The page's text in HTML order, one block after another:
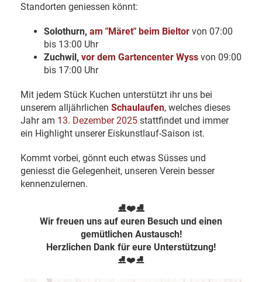
Standorten geniessen könnt:
Solothurn, am "Märet" beim Bieltor von 07:00
bis 13:00 Uhr
Zuchwil, vor dem Gartencenter Wyss von 09:00
bis 17:00 Uhr
Mit jedem Stück Kuchen unterstützt ihr uns bei
unserem alljährlichen Schaulaufen, welches dieses
Jahr am 13. Dezember 2025 stattfindet und immer
ein Highlight unserer Eiskunstlauf-Saison ist.
Kommt vorbei, gönnt euch etwas Süsses und
geniesst die Gelegenheit, unseren Verein besser
kennenzulernen.
⛸️❤️⛸️
Wir freuen uns auf euren Besuch und einen
gemütlichen Austausch!
Herzlichen Dank für eure Unterstützung!
⛸️❤️⛸️